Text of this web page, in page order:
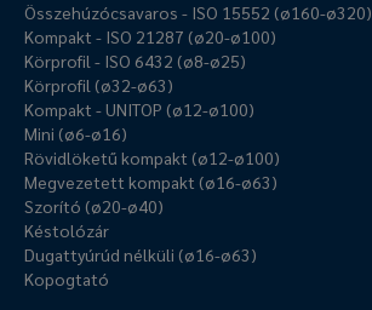
Összehúzócsavaros - ISO 15552 (ø160-ø320)
Kompakt - ISO 21287 (ø20-ø100)
Körprofil - ISO 6432 (ø8-ø25)
Körprofil (ø32-ø63)
Kompakt - UNITOP (ø12-ø100)
Mini (ø6-ø16)
Rövidlöketű kompakt (ø12-ø100)
Megvezetett kompakt (ø16-ø63)
Szorító (ø20-ø40)
Késtolózár
Dugattyúrúd nélküli (ø16-ø63)
Kopogtató